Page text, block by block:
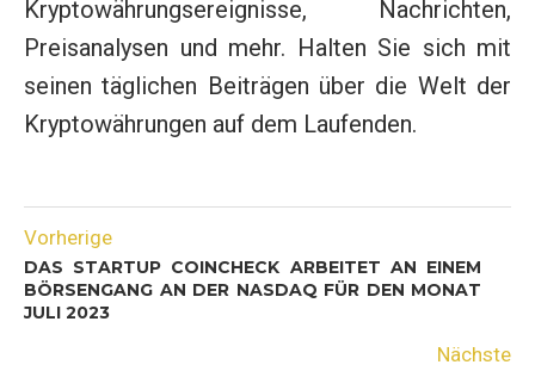
Kryptowährungsereignisse, Nachrichten,
Preisanalysen und mehr. Halten Sie sich mit
seinen täglichen Beiträgen über die Welt der
Kryptowährungen auf dem Laufenden.
Vorherige
DAS STARTUP COINCHECK ARBEITET AN EINEM
BÖRSENGANG AN DER NASDAQ FÜR DEN MONAT
JULI 2023
Nächste